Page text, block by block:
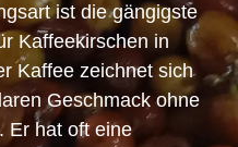
ist die gängigste
Kaffeekirschen in
Kaffee zeichnet sich
Geschmack ohne
Er hat oft eine